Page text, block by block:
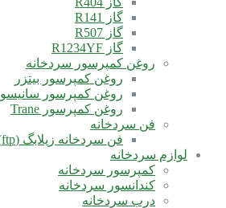
گاز R141
گاز R507
گاز R1234YF
روغن کمپرسور سردخانه
روغن کمپرسور بیتزر
روغن کمپرسور سانیسو
روغن کمپرسور Trane
فن سردخانه
فن سردخانه زیلابگ (ftp)
لوازم سردخانه
کمپرسور سردخانه
کندانسور سردخانه
درب سردخانه